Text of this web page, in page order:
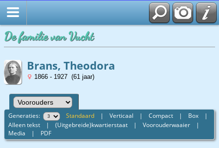
Startpagina
De familie van Vucht
Brans, Theodora
1866 - 1927 (61 jaar)
Generaties: Standaard |Verticaal |Compact | Box |
Alleen tekst |(Uitgebreide)kwartierstaat |Voorouderwaaier |
Media | PDF